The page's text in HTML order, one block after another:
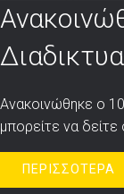
Ανακοινώθηκε ο
μπορείτε να
ΠΕΡΙΣΣΟΤΕΡΑ